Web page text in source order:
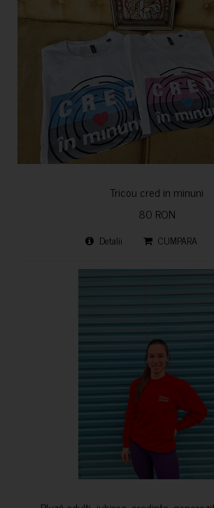
Tricou cred in minuni
80 RON
Detalii CUMPARA